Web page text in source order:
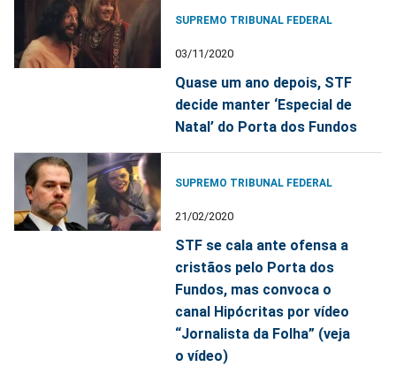
SUPREMO TRIBUNAL FEDERAL
03/11/2020
Quase um ano depois, STF
decide manter ‘Especial de
Natal’ do Porta dos Fundos
SUPREMO TRIBUNAL FEDERAL
21/02/2020
STF se cala ante ofensa a
cristãos pelo Porta dos
Fundos, mas convoca o
canal Hipócritas por vídeo
“Jornalista da Folha” (veja
o vídeo)